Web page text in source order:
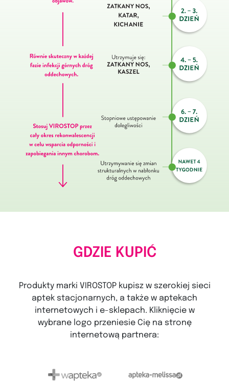
GDZIE KUPIĆ
Produkty marki VIROSTOP kupisz w szerokiej sieci
aptek stacjonarnych, a także w aptekach
internetowych i e-sklepach. Kliknięcie w
wybrane logo przeniesie Cię na stronę
internetową partnera: